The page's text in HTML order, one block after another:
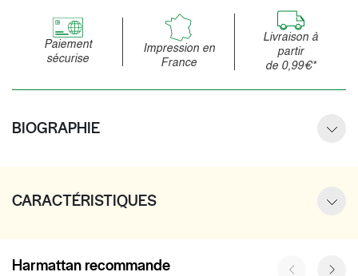
Paiement
sécurise
Impression en
France
Livraison à
partir
de 0,99€*
BIOGRAPHIE
CARACTÉRISTIQUES
Harmattan recommande